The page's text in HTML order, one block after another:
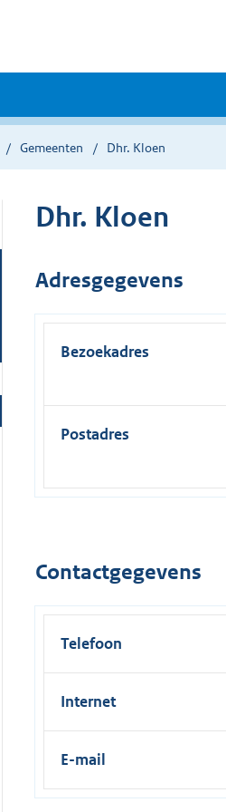
Gemeenten Dhr. Kloen
Dhr. Kloen
Adresgegevens
Bezoekadres
Postadres
Contactgegevens
Telefoon
Internet
E-mail